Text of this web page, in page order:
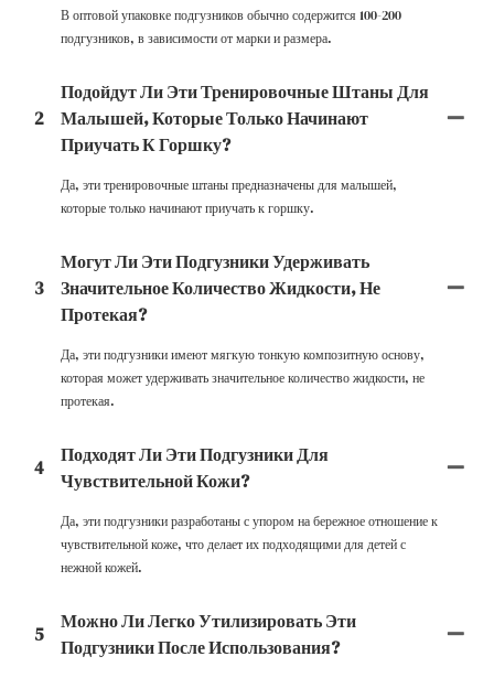
В оптовой упаковке подгузников обычно содержится 100-200
подгузников, в зависимости от марки и размера.
2
Подойдут Ли Эти Тренировочные Штаны Для
Малышей, Которые Только Начинают
Приучать К Горшку?
Да, эти тренировочные штаны предназначены для малышей,
которые только начинают приучать к горшку.
3
Могут Ли Эти Подгузники Удерживать
Значительное Количество Жидкости, Не
Протекая?
Да, эти подгузники имеют мягкую тонкую композитную основу,
которая может удерживать значительное количество жидкости, не
протекая.
4
Подходят Ли Эти Подгузники Для
Чувствительной Кожи?
Да, эти подгузники разработаны с упором на бережное отношение к
чувствительной коже, что делает их подходящими для детей с
нежной кожей.
5
Можно Ли Легко Утилизировать Эти
Подгузники После Использования?